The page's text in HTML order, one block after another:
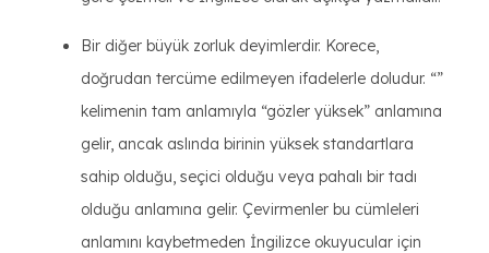
Bir diğer büyük zorluk deyimlerdir. Korece,
doğrudan tercüme edilmeyen ifadelerle doludur. “”
kelimenin tam anlamıyla “gözler yüksek” anlamına
gelir, ancak aslında birinin yüksek standartlara
sahip olduğu, seçici olduğu veya pahalı bir tadı
olduğu anlamına gelir. Çevirmenler bu cümleleri
anlamını kaybetmeden İngilizce okuyucular için